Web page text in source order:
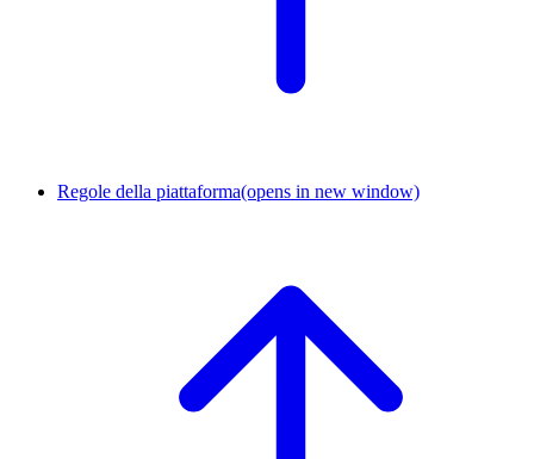
Regole della piattaforma(opens in new window)